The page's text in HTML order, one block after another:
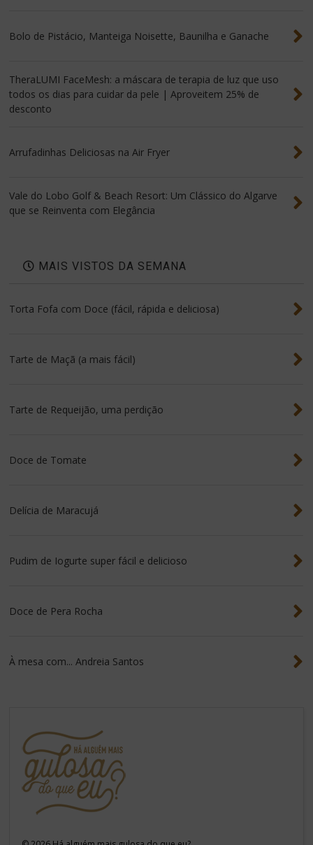
Bolo de Pistácio, Manteiga Noisette, Baunilha e Ganache
TheraLUMI FaceMesh: a máscara de terapia de luz que uso
todos os dias para cuidar da pele | Aproveitem 25% de
desconto
Arrufadinhas Deliciosas na Air Fryer
Vale do Lobo Golf & Beach Resort: Um Clássico do Algarve
que se Reinventa com Elegância
MAIS VISTOS DA SEMANA
Torta Fofa com Doce (fácil, rápida e deliciosa)
Tarte de Maçã (a mais fácil)
Tarte de Requeijão, uma perdição
Doce de Tomate
Delícia de Maracujá
Pudim de Iogurte super fácil e delicioso
Doce de Pera Rocha
À mesa com... Andreia Santos